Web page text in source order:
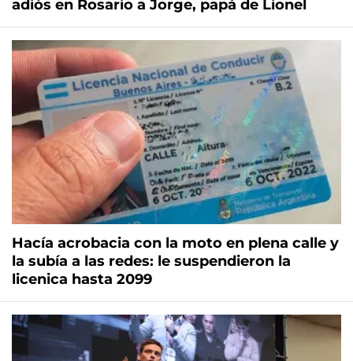
adiós en Rosario a Jorge, papá de Lionel
Hacía acrobacia con la moto en plena calle y
la subía a las redes: le suspendieron la
licenica hasta 2099